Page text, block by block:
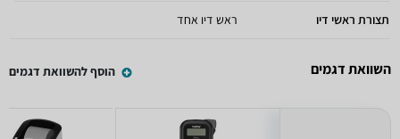
תצורת ראשי דיו ראש דיו אחד
השוואת דגמים הוסף להשוואת דגמים